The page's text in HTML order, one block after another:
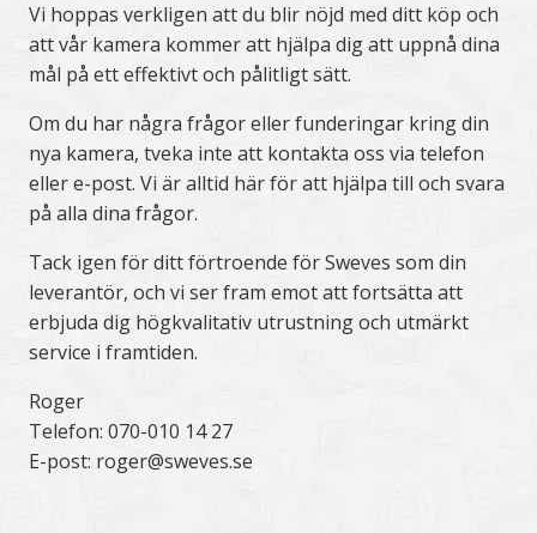
Vi hoppas verkligen att du blir nöjd med ditt köp och
att vår kamera kommer att hjälpa dig att uppnå dina
mål på ett effektivt och pålitligt sätt.
Om du har några frågor eller funderingar kring din
nya kamera, tveka inte att kontakta oss via telefon
eller e-post. Vi är alltid här för att hjälpa till och svara
på alla dina frågor.
Tack igen för ditt förtroende för Sweves som din
leverantör, och vi ser fram emot att fortsätta att
erbjuda dig högkvalitativ utrustning och utmärkt
service i framtiden.
Roger
Telefon: 070-010 14 27
E-post: roger@sweves.se